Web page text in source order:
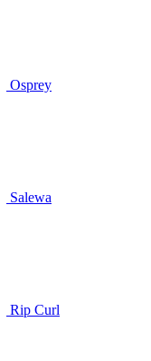
Osprey
Salewa
Rip Curl